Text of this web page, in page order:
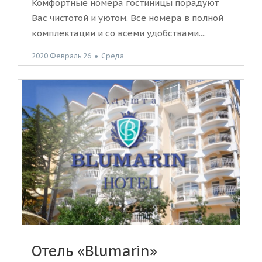
Комфортные номера гостиницы порадуют
Вас чистотой и уютом. Все номера в полной
комплектации и со всеми удобствами....
2020 Февраль 26 ● Среда
Отель «Blumarin»